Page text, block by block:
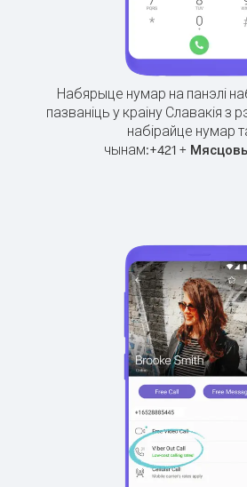
Набярыце нумар на панэлі
пазваніць у краіну Славакія з
набірайце нумар
чынам:+421 +